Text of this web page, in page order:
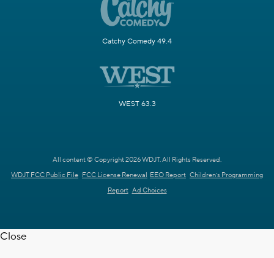
Catchy Comedy 49.4
WEST 63.3
All content © Copyright 2026 WDJT. All Rights Reserved.
WDJT FCC Public File FCC License Renewal EEO Report Children's Programming
Report Ad Choices
Close